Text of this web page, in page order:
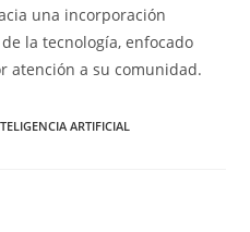
una incorporación
la tecnología, enfocado
atención a su comunidad.
ARTIFICIAL